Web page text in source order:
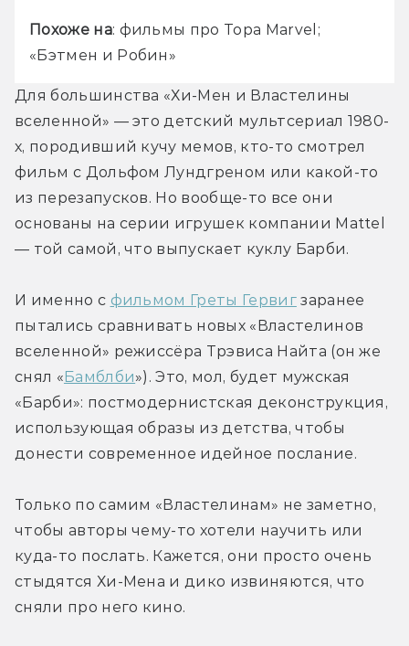
Похоже на: фильмы про Тора Marvel;
«Бэтмен и Робин»
Для большинства «Хи-Мен и Властелины
вселенной» — это детский мультсериал 1980-
х, породивший кучу мемов, кто-то смотрел
фильм с Дольфом Лундгреном или какой-то
из перезапусков. Но вообще-то все они
основаны на серии игрушек компании Mattel
— той самой, что выпускает куклу Барби.
И именно с фильмом Греты Гервиг заранее
пытались сравнивать новых «Властелинов
вселенной» режиссёра Трэвиса Найта (он же
снял « Бамблби»). Это, мол, будет мужская
«Барби»: постмодернистская деконструкция,
использующая образы из детства, чтобы
донести современное идейное послание.
Только по самим «Властелинам» не заметно,
чтобы авторы чему-то хотели научить или
куда-то послать. Кажется, они просто очень
стыдятся Хи-Мена и дико извиняются, что
сняли про него кино.